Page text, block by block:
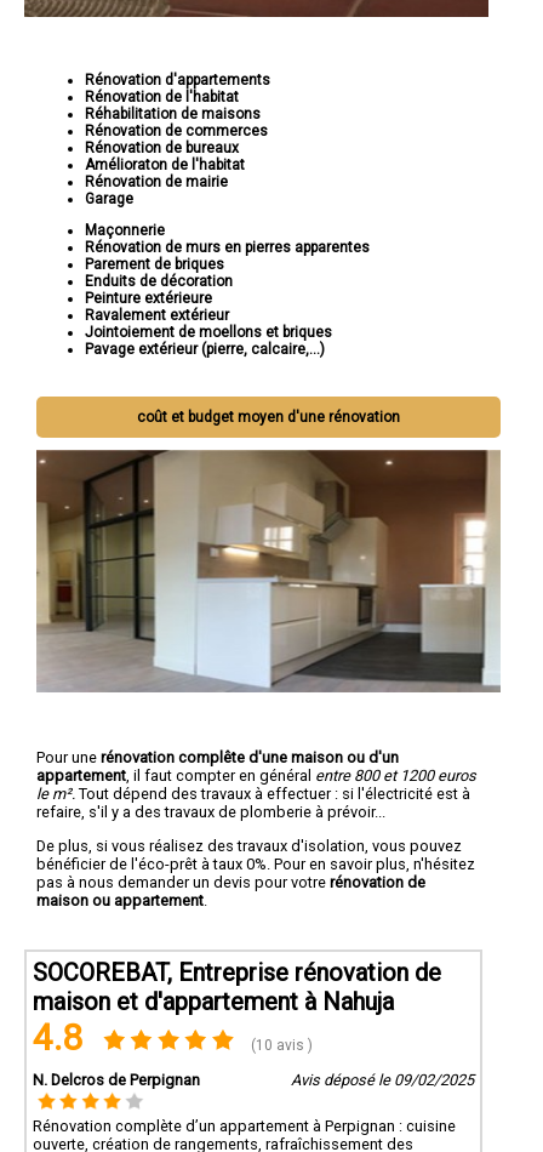
Rénovation d'appartements
Rénovation de l'habitat
Réhabilitation de maisons
Rénovation de commerces
Rénovation de bureaux
Amélioraton de l'habitat
Rénovation de mairie
Garage
Maçonnerie
Rénovation de murs en pierres apparentes
Parement de briques
Enduits de décoration
Peinture extérieure
Ravalement extérieur
Jointoiement de moellons et briques
Pavage extérieur (pierre, calcaire,...)
coût et budget moyen d'une rénovation
Pour une rénovation complête d'une maison ou d'un
appartement , il faut compter en général entre 800 et 1200 euros
le m². Tout dépend des travaux à effectuer : si l'électricité est à
refaire, s'il y a des travaux de plomberie à prévoir...
De plus, si vous réalisez des travaux d'isolation, vous pouvez
bénéficier de l'éco-prêt à taux 0%. Pour en savoir plus, n'hésitez
pas à nous demander un devis pour votre rénovation de
maison ou appartement
SOCOREBAT, Entreprise rénovation de
maison et d'appartement à Nahuja
4.8 (10 avis )
N. Delcros de Perpignan Avis déposé le 09/02/2025
Rénovation complète d’un appartement à Perpignan : cuisine
ouverte, création de rangements, rafraîchissement des